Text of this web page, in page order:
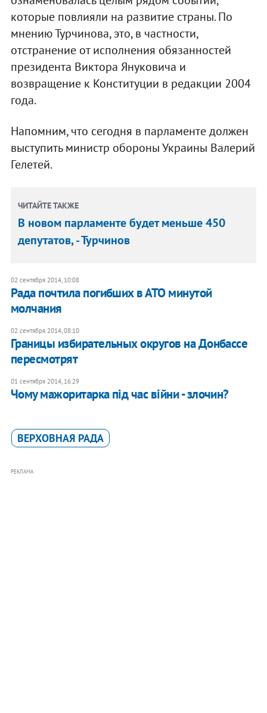
которые повлияли на развитие страны. По
мнению Турчинова, это, в частности,
отстранение от исполнения обязанностей
президента Виктора Януковича и
возвращение к Конституции в редакции 2004
года.
Напомним, что сегодня в парламенте должен
выступить министр обороны Украины Валерий
Гелетей.
ЧИТАЙТЕ ТАКЖЕ
В новом парламенте будет меньше 450
депутатов, - Турчинов
02 сентября 2014, 10:08
Рада почтила погибших в АТО минутой
молчания
02 сентября 2014, 08:10
Границы избирательных округов на Донбассе
пересмотрят
01 сентября 2014, 16:29
Чому мажоритарка під час війни - злочин?
ВЕРХОВНАЯ РАДА
РЕКЛАМА